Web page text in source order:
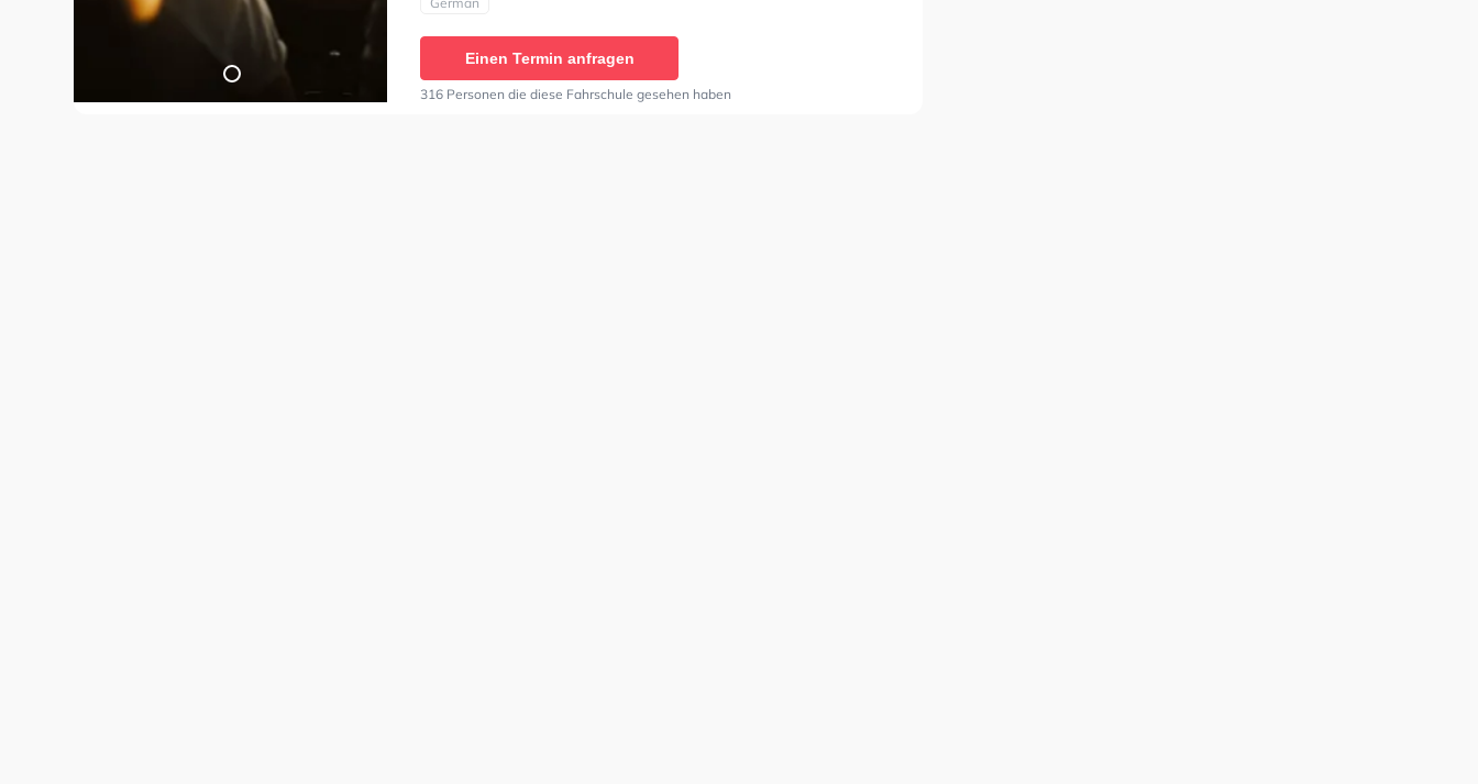
Einen Termin anfragen
316 Personen die diese Fahrschule gesehen haben